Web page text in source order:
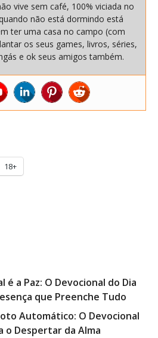
vive sem café, 100% viciada no
não está dormindo está
ter uma casa no campo (com
os seus games, livros, séries,
e ok seus amigos também.
18+
é a Paz: O Devocional do Dia
que Preenche Tudo
Automático: O Devocional
o Despertar da Alma